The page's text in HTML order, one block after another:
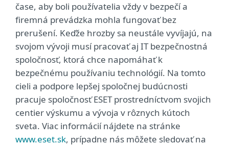
čase, aby boli používatelia vždy v bezpečí a
firemná prevádzka mohla fungovať bez
prerušení. Keďže hrozby sa neustále vyvíjajú, na
svojom vývoji musí pracovať aj IT bezpečnostná
spoločnosť, ktorá chce napomáhať k
bezpečnému používaniu technológií. Na tomto
cieli a podpore lepšej spoločnej budúcnosti
pracuje spoločnosť ESET prostredníctvom svojich
centier výskumu a vývoja v rôznych kútoch
sveta. Viac informácií nájdete na stránke
www.eset.sk, prípadne nás môžete sledovať na